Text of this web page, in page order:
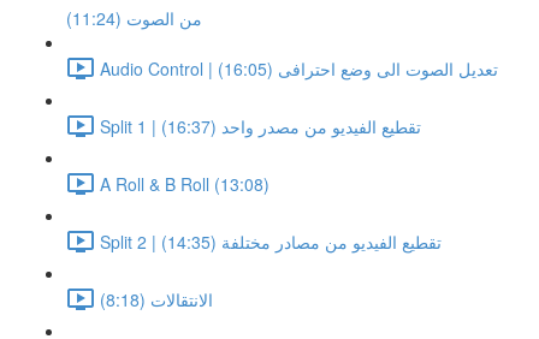
من الصوت (11:24)
Audio Control | تعديل الصوت الى وضع احترافى (16:05)
Split 1 | تقطيع الفيديو من مصدر واحد (16:37)
A Roll & B Roll (13:08)
Split 2 | تقطيع الفيديو من مصادر مختلفة (14:35)
الانتقالات (8:18)